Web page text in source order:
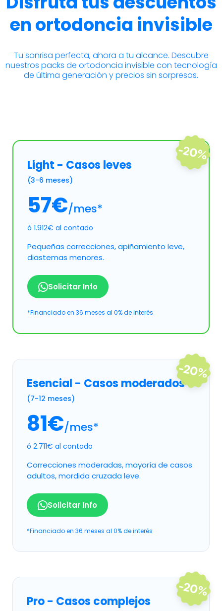
en ortodoncia invisible
Tu sonrisa perfecta, ahora a tu alcance. Descubre
nuestros packs de ortodoncia invisible con tecnología
de última generación y precios sin sorpresas.
Light - Casos leves
(3-6 meses)
57€/mes*
ó 1.912€ al contado
Pequeñas correcciones, apiñamiento leve,
diastemas menores.
Solicitar Info
*Financiado en 36 meses al 0% de interés
Esencial - Casos moderados
(7-12 meses)
81€/mes*
ó 2.711€ al contado
Correcciones moderadas, mayoría de casos
adultos, mordida cruzada leve.
Solicitar Info
*Financiado en 36 meses al 0% de interés
Pro - Casos complejos